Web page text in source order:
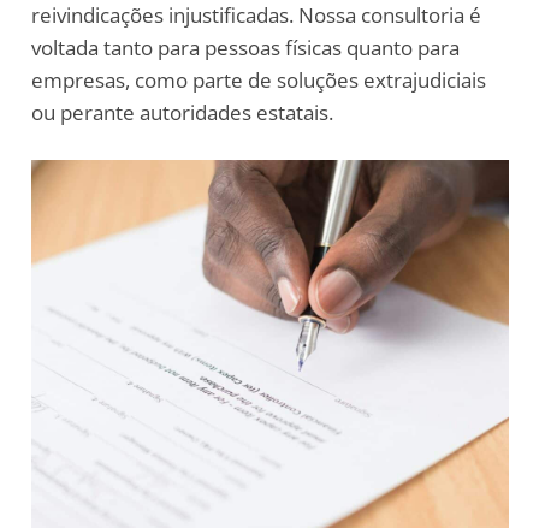
reivindicações injustificadas. Nossa consultoria é
voltada tanto para pessoas físicas quanto para
empresas, como parte de soluções extrajudiciais
ou perante autoridades estatais.